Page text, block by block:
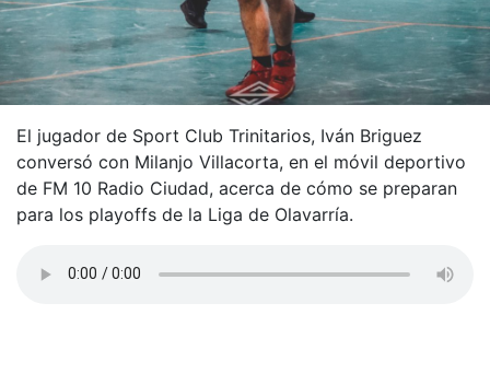
El jugador de Sport Club Trinitarios, Iván Briguez
conversó con Milanjo Villacorta, en el móvil deportivo
de FM 10 Radio Ciudad, acerca de cómo se preparan
para los playoffs de la Liga de Olavarría.